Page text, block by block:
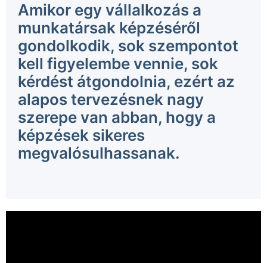
Amikor egy vállalkozás a
munkatársak képzéséről
gondolkodik, sok szempontot
kell figyelembe vennie, sok
kérdést átgondolnia, ezért az
alapos tervezésnek nagy
szerepe van abban, hogy a
képzések sikeres
megvalósulhassanak.